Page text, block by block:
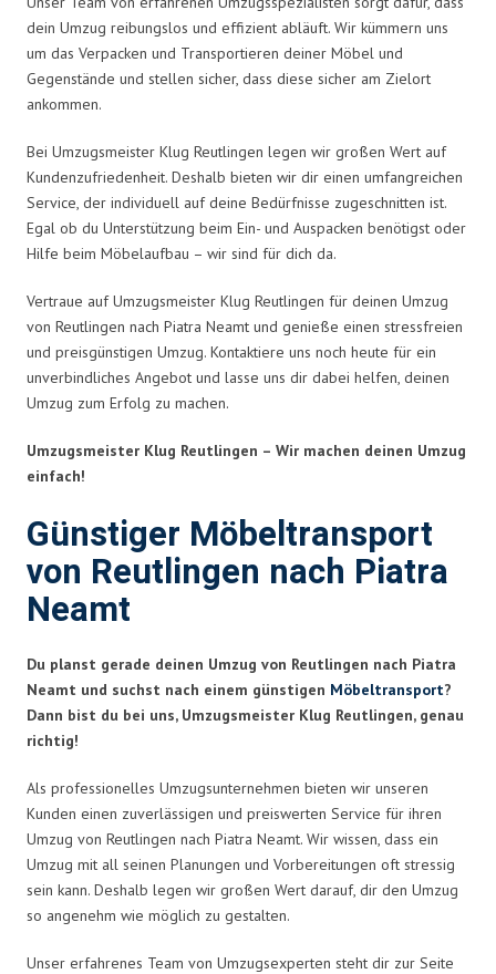
dein Umzug reibungslos und effizient abläuft. Wir kümmern uns
um das Verpacken und Transportieren deiner Möbel und
Gegenstände und stellen sicher, dass diese sicher am Zielort
ankommen.
Bei Umzugsmeister Klug Reutlingen legen wir großen Wert auf
Kundenzufriedenheit. Deshalb bieten wir dir einen umfangreichen
Service, der individuell auf deine Bedürfnisse zugeschnitten ist.
Egal ob du Unterstützung beim Ein- und Auspacken benötigst oder
Hilfe beim Möbelaufbau – wir sind für dich da.
Vertraue auf Umzugsmeister Klug Reutlingen für deinen Umzug
von Reutlingen nach Piatra Neamt und genieße einen stressfreien
und preisgünstigen Umzug. Kontaktiere uns noch heute für ein
unverbindliches Angebot und lasse uns dir dabei helfen, deinen
Umzug zum Erfolg zu machen.
Umzugsmeister Klug Reutlingen – Wir machen deinen Umzug
einfach!
Günstiger Möbeltransport
von Reutlingen nach Piatra
Neamt
Du planst gerade deinen Umzug von Reutlingen nach Piatra
Neamt und suchst nach einem günstigen Möbeltransport?
Dann bist du bei uns, Umzugsmeister Klug Reutlingen, genau
richtig!
Als professionelles Umzugsunternehmen bieten wir unseren
Kunden einen zuverlässigen und preiswerten Service für ihren
Umzug von Reutlingen nach Piatra Neamt. Wir wissen, dass ein
Umzug mit all seinen Planungen und Vorbereitungen oft stressig
sein kann. Deshalb legen wir großen Wert darauf, dir den Umzug
so angenehm wie möglich zu gestalten.
Unser erfahrenes Team von Umzugsexperten steht dir zur Seite